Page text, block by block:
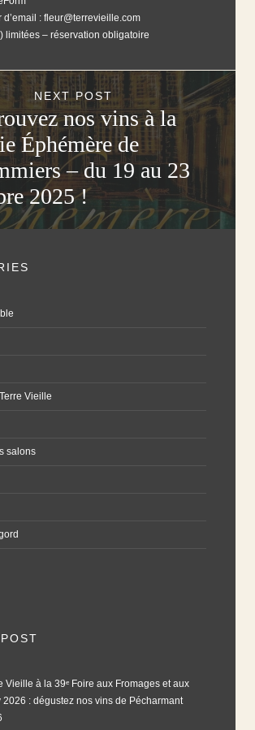
d’email : fleur@terrevieille.com
limitées – réservation obligatoire
NEXT POST
nos vins à la
Éphémère de
– du 19 au 23
2025 !
Vieille
salons
Vieille à la 39ᵉ Foire aux Fromages et aux
2026 : dégustez nos vins de Pécharmant